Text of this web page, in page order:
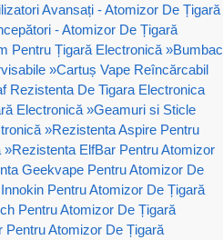
Avansați - Atomizor De Țigară
- Atomizor De Țigară
Pentru Țigară Electronică »Bumbac
»Cartuș Vape Reîncărcabil
Rezistenta De Tigara Electronica
Electronică »Geamuri si Sticle
»Rezistenta Aspire Pentru
»Rezistenta ElfBar Pentru Atomizor
Geekvape Pentru Atomizor De
Pentru Atomizor De Țigară
Pentru Atomizor De Țigară
Pentru Atomizor De Țigară